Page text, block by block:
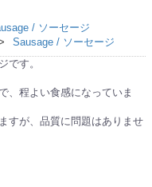
/ ソーセージ
Sausage / ソーセージ
です。
、程よい食感になっていま
すが、品質に問題はありませ